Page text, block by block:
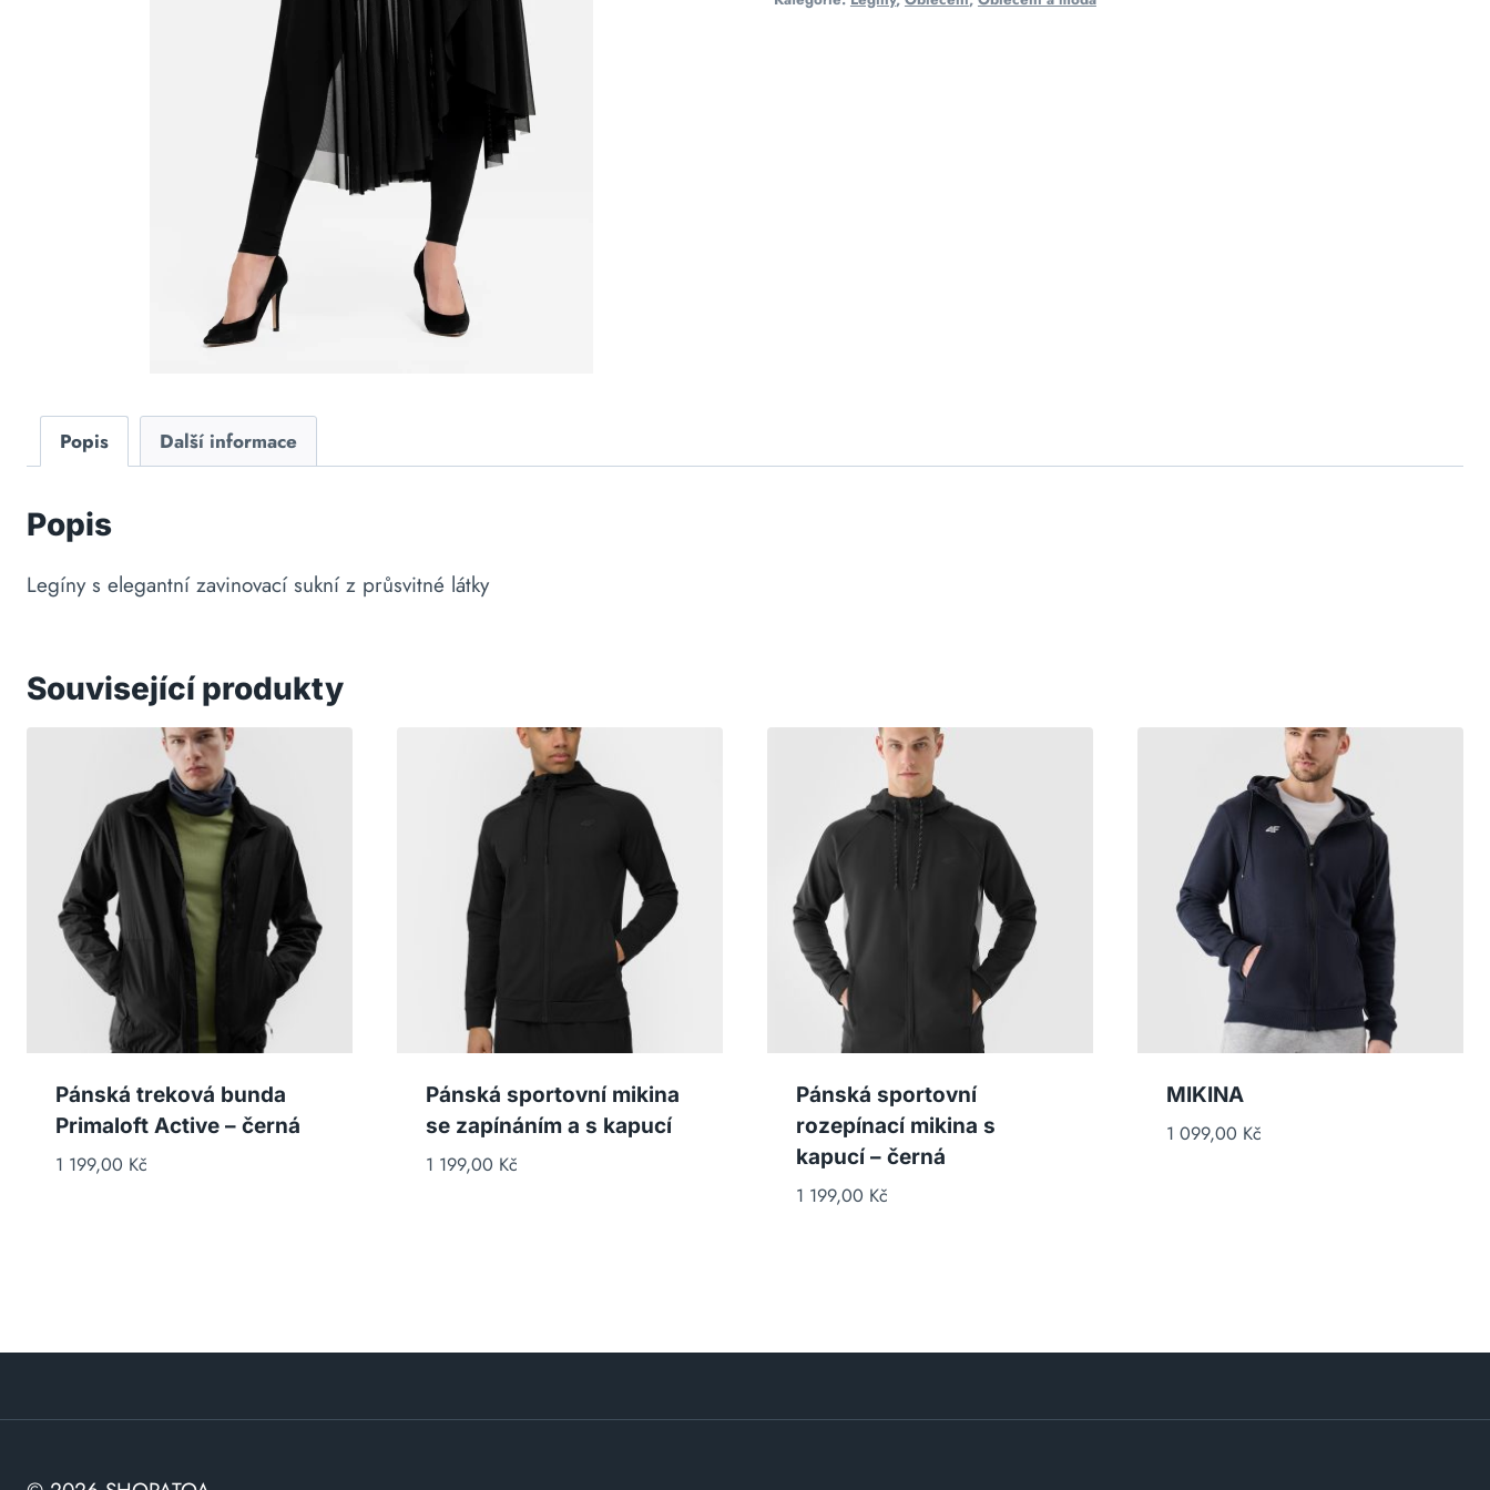
Popis Další informace
Popis
Legíny s elegantní zavinovací sukní z průsvitné látky
Související produkty
Pánská treková bunda
Primaloft Active – černá
1 199,00 Kč
Pánská sportovní mikina
se zapínáním a s kapucí
1 199,00 Kč
Pánská sportovní
rozepínací mikina s
kapucí – černá
1 199,00 Kč
MIKINA
1 099,00 Kč